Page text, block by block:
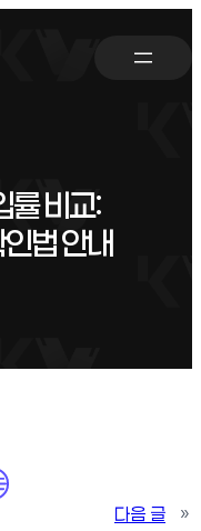
률 비교:
법 안내
다음 글
»